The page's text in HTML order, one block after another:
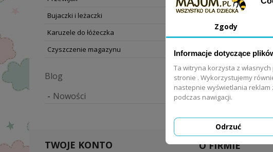
Bujaczki i leżaczki
Karuzele do łóżeczka
Czyszczenie magazynu
Blog
Nowości
TWOJE KONTO O FIRMIE
Zgody
Informacje dotyczące
Ta witryna korzysta z
stronie . Wykorzystujemy
nastepnie wyświetlania
podczas nawigacji.
Odrzuć